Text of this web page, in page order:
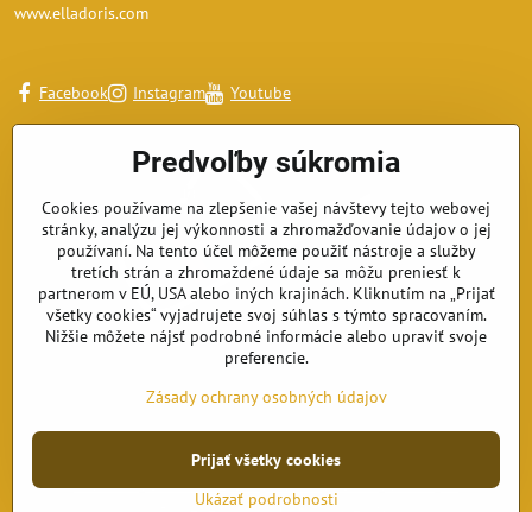
www.elladoris.com
Facebook Instagram Youtube
©2026Copyright
Predvoľby súkromiaZásady ochrany osobných údajov
Predvoľby súkromia
Cookies používame na zlepšenie vašej návštevy tejto webovej
stránky, analýzu jej výkonnosti a zhromažďovanie údajov o jej
používaní. Na tento účel môžeme použiť nástroje a služby
tretích strán a zhromaždené údaje sa môžu preniesť k
partnerom v EÚ, USA alebo iných krajinách. Kliknutím na „Prijať
všetky cookies“ vyjadrujete svoj súhlas s týmto spracovaním.
Nižšie môžete nájsť podrobné informácie alebo upraviť svoje
preferencie.
Zásady ochrany osobných údajov
Ukázať podrobnosti
Prijať všetky cookies